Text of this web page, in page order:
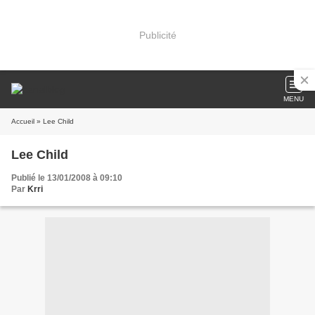
Publicité
MENU
Accueil » Lee Child
Lee Child
Publié le 13/01/2008 à 09:10
Par Krri